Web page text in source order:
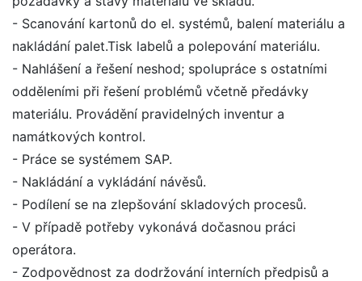
- Scanování kartonů do el. systémů, balení materiálu a
nakládání palet.Tisk labelů a polepování materiálu.
- Nahlášení a řešení neshod; spolupráce s ostatními
odděleními při řešení problémů včetně předávky
materiálu. Provádění pravidelných inventur a
namátkových kontrol.
- Práce se systémem SAP.
- Nakládání a vykládání návěsů.
- Podílení se na zlepšování skladových procesů.
- V případě potřeby vykonává dočasnou práci
operátora.
- Zodpovědnost za dodržování interních předpisů a